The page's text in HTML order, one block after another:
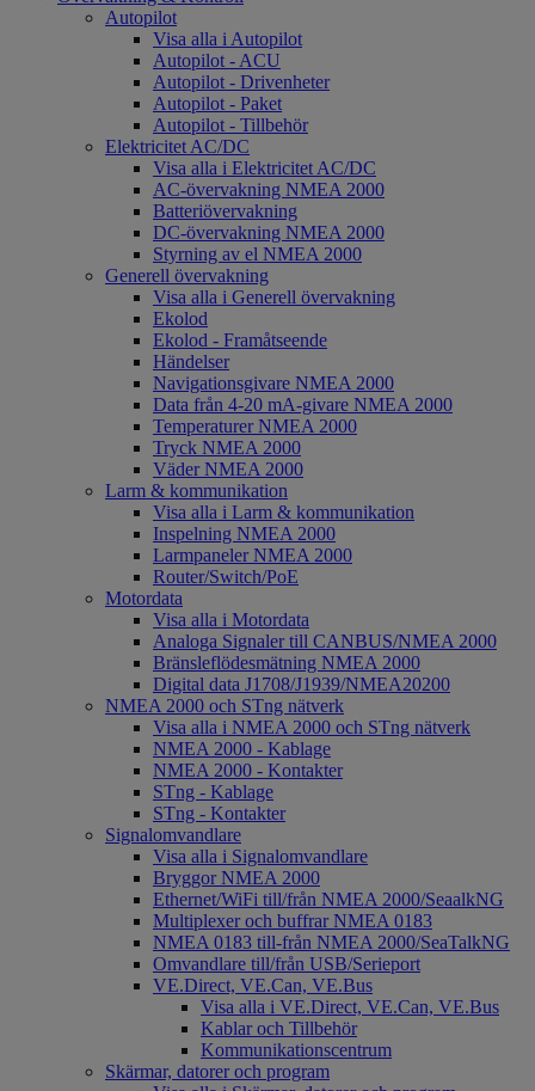
Autopilot
Visa alla i Autopilot
Autopilot - ACU
Autopilot - Drivenheter
Autopilot - Paket
Autopilot - Tillbehör
Elektricitet AC/DC
Visa alla i Elektricitet AC/DC
AC-övervakning NMEA 2000
Batteriövervakning
DC-övervakning NMEA 2000
Styrning av el NMEA 2000
Generell övervakning
Visa alla i Generell övervakning
Ekolod
Ekolod - Framåtseende
Händelser
Navigationsgivare NMEA 2000
Data från 4-20 mA-givare NMEA 2000
Temperaturer NMEA 2000
Tryck NMEA 2000
Väder NMEA 2000
Larm & kommunikation
Visa alla i Larm & kommunikation
Inspelning NMEA 2000
Larmpaneler NMEA 2000
Router/Switch/PoE
Motordata
Visa alla i Motordata
Analoga Signaler till CANBUS/NMEA 2000
Bränsleflödesmätning NMEA 2000
Digital data J1708/J1939/NMEA20200
NMEA 2000 och STng nätverk
Visa alla i NMEA 2000 och STng nätverk
NMEA 2000 - Kablage
NMEA 2000 - Kontakter
STng - Kablage
STng - Kontakter
Signalomvandlare
Visa alla i Signalomvandlare
Bryggor NMEA 2000
Ethernet/WiFi till/från NMEA 2000/SeaalkNG
Multiplexer och buffrar NMEA 0183
NMEA 0183 till-från NMEA 2000/SeaTalkNG
Omvandlare till/från USB/Serieport
VE.Direct, VE.Can, VE.Bus
Visa alla i VE.Direct, VE.Can, VE.Bus
Kablar och Tillbehör
Kommunikationscentrum
Skärmar, datorer och program